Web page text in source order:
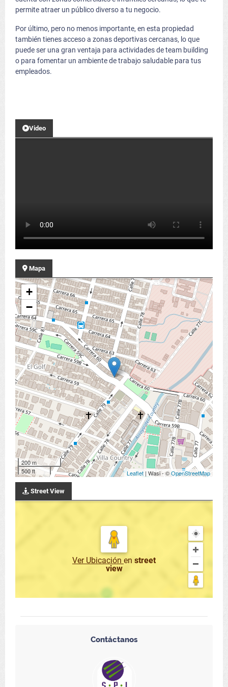
permite atraer un público diverso a tu negocio.
Por último, pero no menos importante, en esta propiedad
también tienes acceso a zonas deportivas cercanas, lo que
puede ser una gran ventaja para actividades de team building
o para fomentar un ambiente de trabajo saludable para tus
empleados.
Video
Mapa
+
−
200 m
500 ft
Leaflet | Wasi - ©OpenStreetMap
Street View
Ver Ubicación en street
view
Contáctanos